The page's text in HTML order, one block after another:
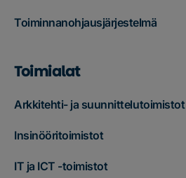
Toiminnanohjausjärjestelmä
Toimialat
Arkkitehti- ja suunnittelutoimistot
Insinööritoimistot
IT ja ICT -toimistot